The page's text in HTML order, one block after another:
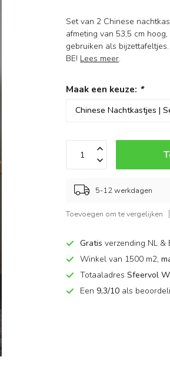
Set van 2 Chinese
afmeting van 53,5 cm
gebruiken als
BE! Lees meer.
Maak een keuze: *
5-12 werkdagen
Toevoegen om te vergelijken
Gratisverzending NL &
Winkel van 1500 m2,
TotaaladresSfeervol
Een 9,3/10 als